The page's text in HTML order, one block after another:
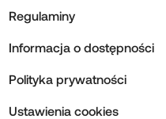
Regulaminy
Informacja o dostępności
Polityka prywatności
Ustawienia cookies